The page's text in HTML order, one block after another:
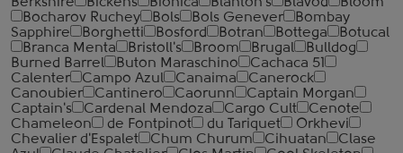
Bocharov Ruchey
Bols Bols Genever
Bombay
Sapphire
Borghetti Bosford Botran Bottega
Botucal
Branca Menta
Bristoll's Broom Brugal
Bulldog
Burned Barrel
Buton Maraschino
Cachaca 51
Calenter
Campo Azul Canaima
Canerock
Canoubier
Cantinero Caorunn
Captain Morgan
Captain's
Cardenal Mendoza Cargo Cult
Cenote
Chameleon
de Fontpinot du Tariquet
Orkhevi
Chevalier d'Espalet
Chum Churum Cihuatan
Clase